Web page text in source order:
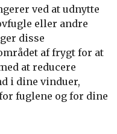
ved at udnytte
eller andre
disse
af frygt for at
at reducere
i dine vinduer,
fuglene og for dine